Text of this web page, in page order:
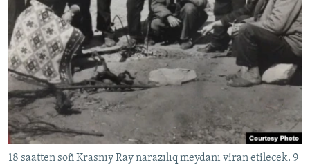
18 saatten soñ Krasnıy Ray narazılıq meydanı viran etilecek. 9